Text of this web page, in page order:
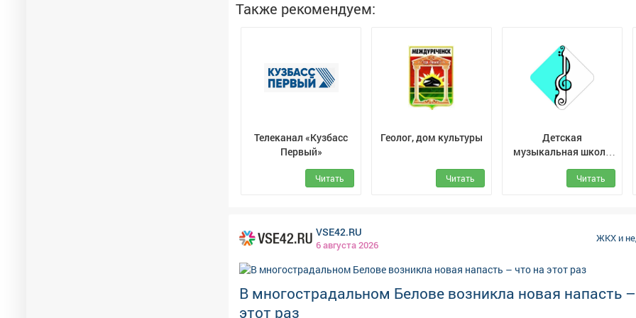
Также рекомендуем:
Телеканал «Кузбасс
Первый»
Читать
Геолог, дом культуры
Читать
Детская
музыкальная школа
№ 24 г. Междуреченск
Читать
VSE42.RU
6 августа 2026
ЖКХ и
В многострадальном Белове возникла новая напасть
этот раз